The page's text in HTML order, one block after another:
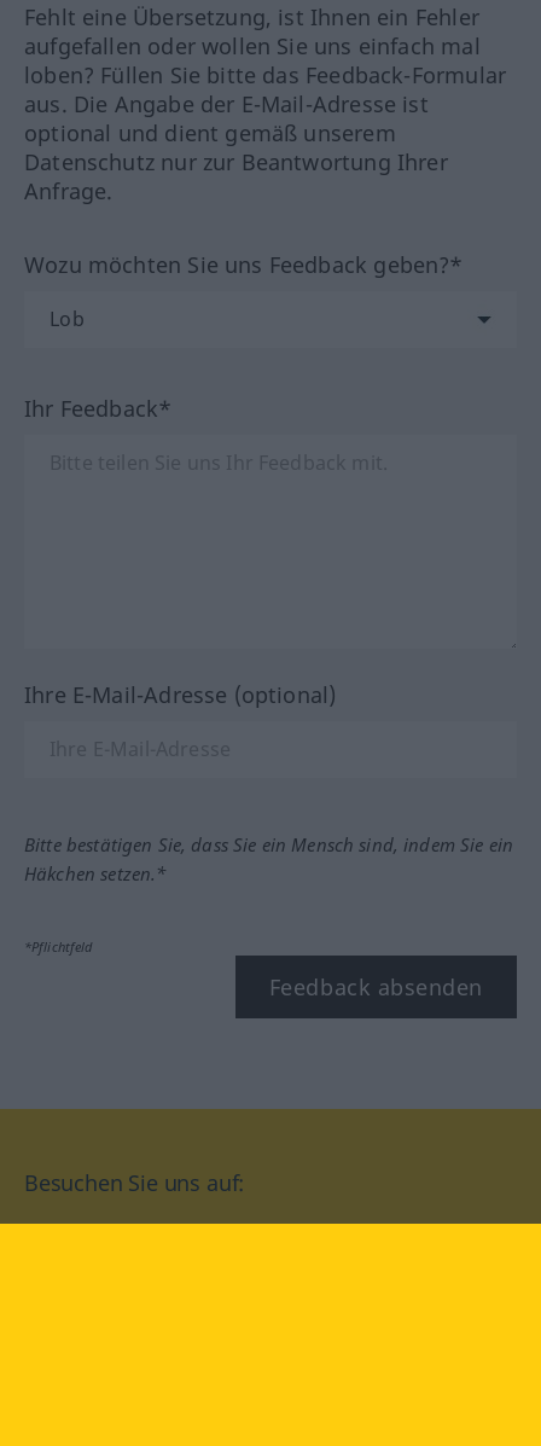
Fehlt eine Übersetzung, ist Ihnen ein Fehler
aufgefallen oder wollen Sie uns einfach mal
loben? Füllen Sie bitte das Feedback-Formular
aus. Die Angabe der E-Mail-Adresse ist
optional und dient gemäß unserem
Datenschutz nur zur Beantwortung Ihrer
Anfrage.
Wozu möchten Sie uns Feedback geben?*
Ihr Feedback*
Ihre E-Mail-Adresse (optional)
Bitte bestätigen Sie, dass Sie ein Mensch sind, indem Sie ein
Häkchen setzen.*
*Pflichtfeld
Feedback absenden
Besuchen Sie uns auf: